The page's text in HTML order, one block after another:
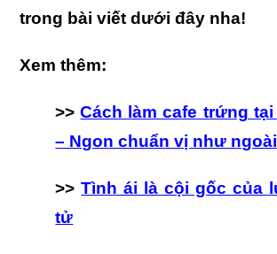
trong bài viết dưới đây nha!
Xem thêm:
>> Cách làm cafe trứng
– Ngon chuẩn vị như
>>Tình ái là cội gốc của
tử